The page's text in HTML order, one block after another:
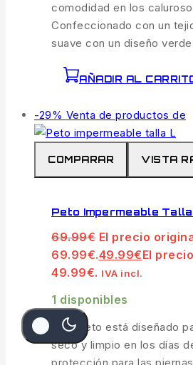
comodidad en los
Confeccionado con un
suave con un diseño
AÑADIR AL
-29% Venta de productos de
COMPARAR VISTA
Peto Impermeable
69.99€ El precio
69.99€.49.99€El
49.99€. IVA incl.
1 disponibles
Este peto está diseñado
seco y limpio en los días